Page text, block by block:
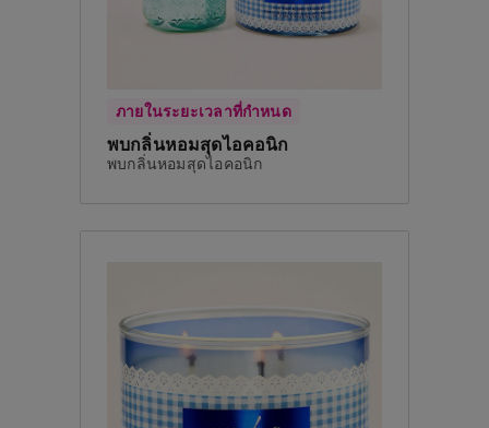
ภายในระยะเวลาที่กำหนด
พบกลิ่นหอมสุดไอคอนิก
พบกลิ่นหอมสุดไอคอนิก